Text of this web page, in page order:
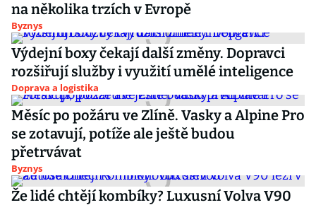
na několika trzích v Evropě
Byznys
Výdejní boxy čekají další změny. Dopravci
rozšiřují služby i využití umělé inteligence
Doprava a logistika
Měsíc po požáru ve Zlíně. Vasky a Alpine Pro
se zotavují, potíže ale ještě budou
přetrvávat
Byznys
Že lidé chtějí kombíky? Luxusní Volva V90